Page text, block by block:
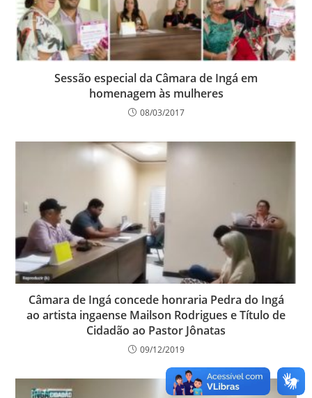
Sessão especial da Câmara de Ingá em
homenagem às mulheres
08/03/2017
Câmara de Ingá concede honraria Pedra do Ingá
ao artista ingaense Mailson Rodrigues e Título de
Cidadão ao Pastor Jônatas
09/12/2019